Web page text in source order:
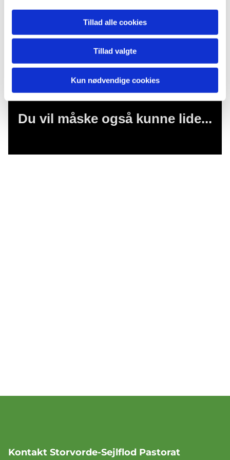
Tillad alle cookies
Tillad valgte
Kun nødvendige cookies
formand, Storvorde-Sejlflodmenighedsråd
Du vil måske også kunne lide...
Kontakt Storvorde-Sejlflod Pastorat